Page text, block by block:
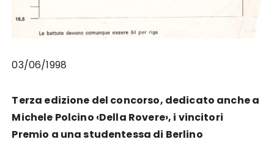
03/06/1998
Terza edizione del concorso, dedicato anche a
Michele Polcino ‹Della Rovere›, i vincitori
Premio a una studentessa di Berlino